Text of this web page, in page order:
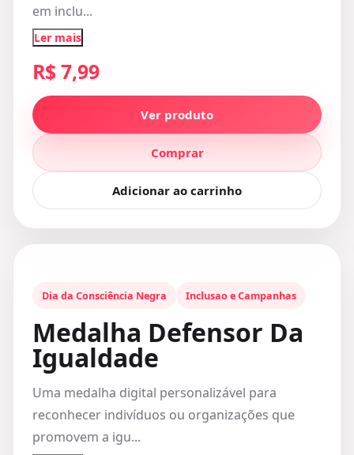
em inclu...
Ler mais
R$ 7,99
Ver produto
Comprar
Adicionar ao carrinho
Dia da Consciência Negra Inclusao e Campanhas
Medalha Defensor Da
Igualdade
Uma medalha digital personalizável para
reconhecer indivíduos ou organizações que
promovem a igu...